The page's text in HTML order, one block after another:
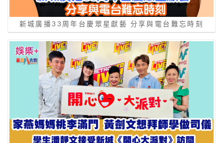
新城廣播33周年台慶眾星獻藝 分享與電台難忘時刻